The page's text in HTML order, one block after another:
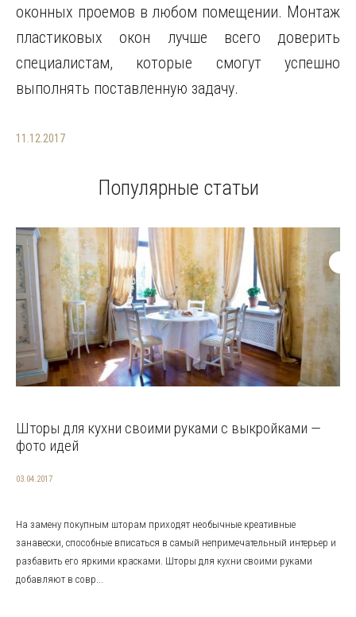
оконных проемов в любом помещении. Монтаж
пластиковых окон лучше всего доверить
специалистам, которые смогут успешно
выполнять поставленную задачу.
11.12.2017
Популярные статьи
Шторы для кухни своими руками с выкройками —
фото идей
03.04.2017
На замену покупным шторам приходят необычные креативные
занавески, способные вписаться в самый непримечательный интерьер и
разбавить его яркими красками. Шторы для кухни своими руками
добавляют в совр...